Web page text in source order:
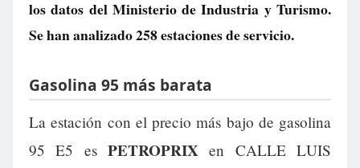
los datos del Ministerio de Industria y Turismo.
Se han analizado 258 estaciones de servicio.
Gasolina 95 más barata
La estación con el precio más bajo de gasolina
95 E5 es PETROPRIX en CALLE LUIS